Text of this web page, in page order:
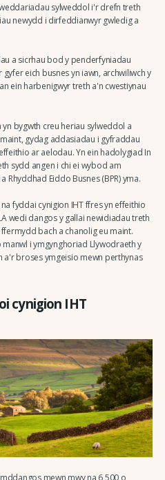
sylweddol i'r drefn treth
newydd i dirfeddianwyr gwledig a
a sicrhau bod y penderfyniadau
eich busnes yn iawn, archwiliwch y
ein harbenigwyr treth a'n cwestiynau
bygwth creu heriau sylweddol a
gydag addasiadau i gyfraddau
ar aelodau. Yn ein hadolygiad In
sydd angen i chi ei wybod am
Rhyddhad Eiddo Busnes (BPR) yma.
fyddai cynigion IHT ffres yn effeithio
wedi dangos y gallai newidiadau treth
bach a chanolig eu maint.
i ymgynghoriad Llywodraeth y
broses ymgeisio mewn perthynas
cynigion IHT
mewn mwy na 6,500 o